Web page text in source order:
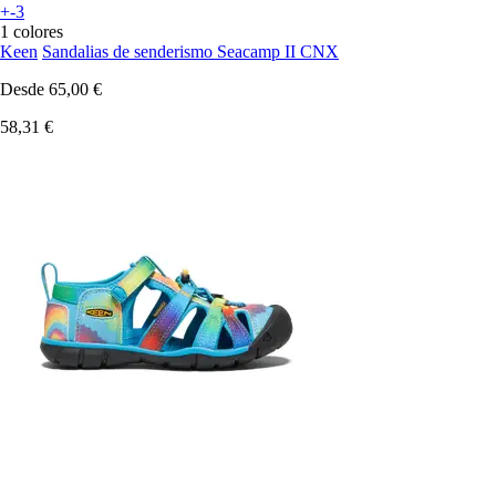
+-3
1 colores
Keen Sandalias de senderismo Seacamp II CNX
Desde 65,00 €
58,31 €